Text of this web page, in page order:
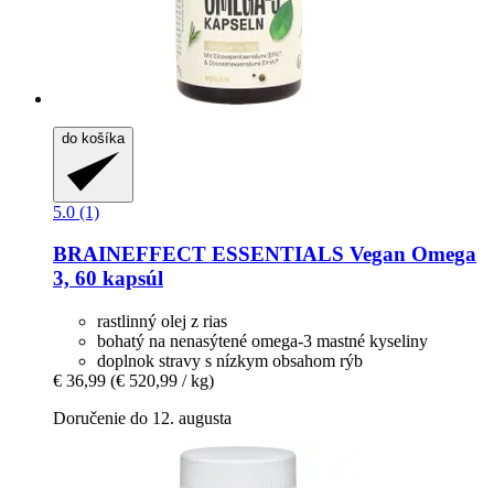
do košíka
5.0 (1)
BRAINEFFECT ESSENTIALS Vegan Omega
3, 60 kapsúl
rastlinný olej z rias
bohatý na nenasýtené omega-3 mastné kyseliny
doplnok stravy s nízkym obsahom rýb
€ 36,99 (€ 520,99 / kg)
Doručenie do 12. augusta